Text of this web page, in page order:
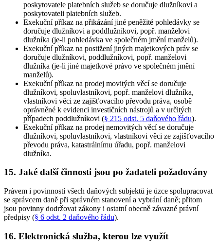
poskytovatele platebních služeb se doručuje dlužníkovi a
poskytovateli platebních služeb.
Exekuční příkaz na přikázání jiné peněžité pohledávky se
doručuje dlužníkovi a poddlužníkovi, popř. manželovi
dlužníka (je-li pohledávka ve společném jmění manželů).
Exekuční příkaz na postižení jiných majetkových práv se
doručuje dlužníkovi, poddlužníkovi, popř. manželovi
dlužníka (je-li jiné majetkové právo ve společném jmění
manželů).
Exekuční příkaz na prodej movitých věcí se doručuje
dlužníkovi, spoluvlastníkovi, popř. manželovi dlužníka,
vlastníkovi věci ze zajišťovacího převodu práva, osobě
oprávněné k evidenci investičních nástrojů a v určitých
případech poddlužníkovi (§ 215 odst. 5 daňového řádu).
Exekuční příkaz na prodej nemovitých věcí se doručuje
dlužníkovi, spoluvlastníkovi, vlastníkovi věci ze zajišťovacího
převodu práva, katastrálnímu úřadu, popř. manželovi
dlužníka.
15. Jaké další činnosti jsou po žadateli požadovány
Právem i povinností všech daňových subjektů je úzce spolupracovat
se správcem daně při správném stanovení a vybrání daně; přitom
jsou povinny dodržovat zákony i ostatní obecně závazné právní
předpisy (§ 6 odst. 2 daňového řádu).
16. Elektronická služba, kterou lze využít